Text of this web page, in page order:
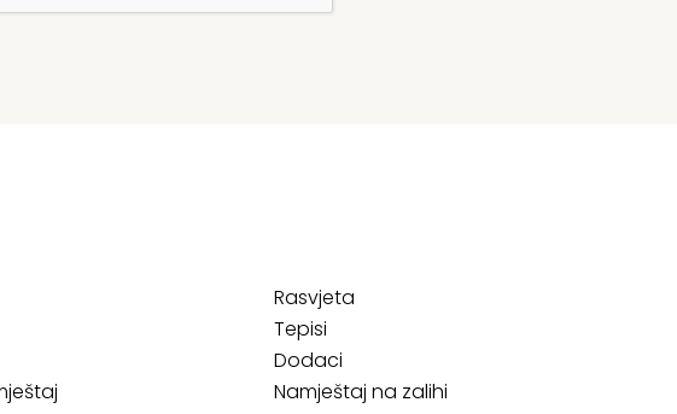
Rasvjeta
Tepisi
Dodaci
Namještaj na zalihi